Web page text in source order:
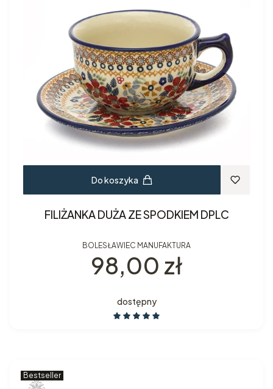
Do koszyka
FILIŻANKA DUŻA ZE SPODKIEM DPLC
BOLESŁAWIEC MANUFAKTURA
Cena
98,00 zł
dostępny
Bestseller